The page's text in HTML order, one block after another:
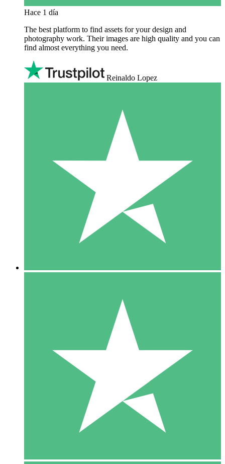
Hace 1 día
The best platform to find assets for your design and
photography work. Their images are high quality and you can
find almost everything you need.
Reinaldo Lopez